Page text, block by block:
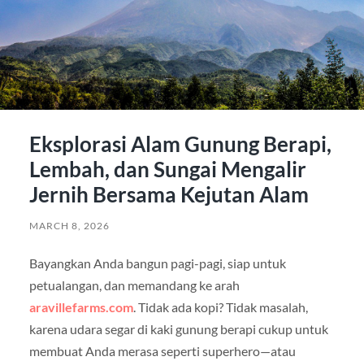
Eksplorasi Alam Gunung Berapi,
Lembah, dan Sungai Mengalir
Jernih Bersama Kejutan Alam
MARCH 8, 2026
Bayangkan Anda bangun pagi-pagi, siap untuk
petualangan, dan memandang ke arah
aravillefarms.com. Tidak ada kopi? Tidak masalah,
karena udara segar di kaki gunung berapi cukup untuk
membuat Anda merasa seperti superhero—atau